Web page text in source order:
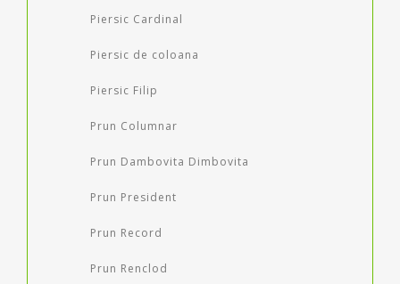
Piersic Cardinal
Piersic de coloana
Piersic Filip
Prun Columnar
Prun Dambovita Dimbovita
Prun President
Prun Record
Prun Renclod